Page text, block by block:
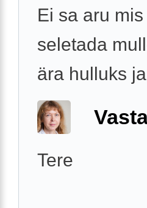
Ei sa aru
seletada
ära hulluks
Tere